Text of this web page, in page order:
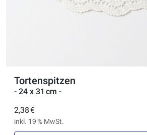
Tortenspitzen
- 24 x 31 cm -
2,38 €
inkl. 19 % MwSt.